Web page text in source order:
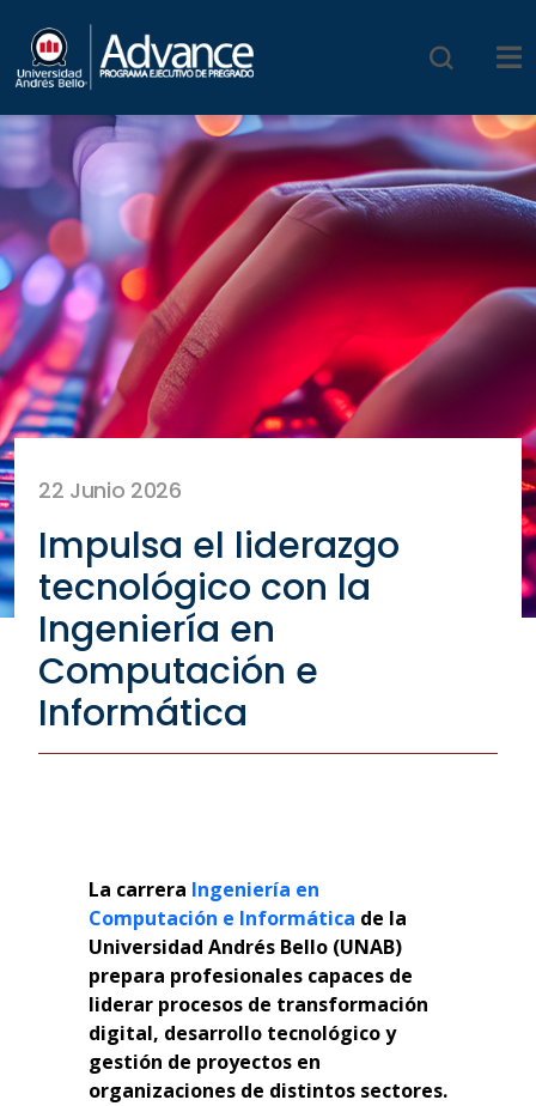
22 Junio 2026
Impulsa el liderazgo
tecnológico con la
Ingeniería en
Computación e
Informática
La carrera Ingeniería en
Computación e Informática de la
Universidad Andrés Bello (UNAB)
prepara profesionales capaces de
liderar procesos de transformación
digital, desarrollo tecnológico y
gestión de proyectos en
organizaciones de distintos sectores.